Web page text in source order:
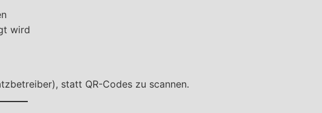
wird
statt QR-Codes zu scannen.